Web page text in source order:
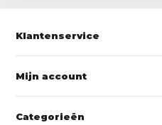
Klantenservice
Mijn account
Categorieën